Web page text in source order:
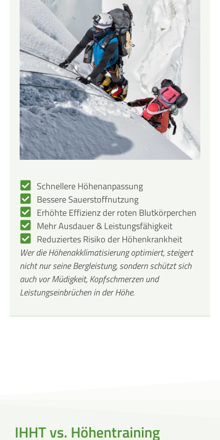
Schnellere Höhenanpassung
Bessere Sauerstoffnutzung
Erhöhte Effizienz der roten Blutkörperchen
Mehr Ausdauer & Leistungsfähigkeit
Reduziertes Risiko der Höhenkrankheit
Wer die Höhenakklimatisierung optimiert, steigert
nicht nur seine Bergleistung, sondern schützt sich
auch vor Müdigkeit, Kopfschmerzen und
Leistungseinbrüchen in der Höhe.
IHHT vs. Höhentraining